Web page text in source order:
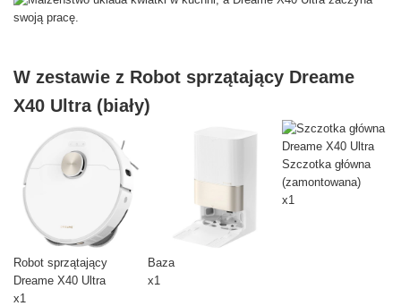
W zestawie z Robot sprzątający Dreame
X40 Ultra (biały)
Robot sprzątający
Dreame X40 Ultra
x1
Baza
x1
Szczotka główna
(zamontowana)
x1